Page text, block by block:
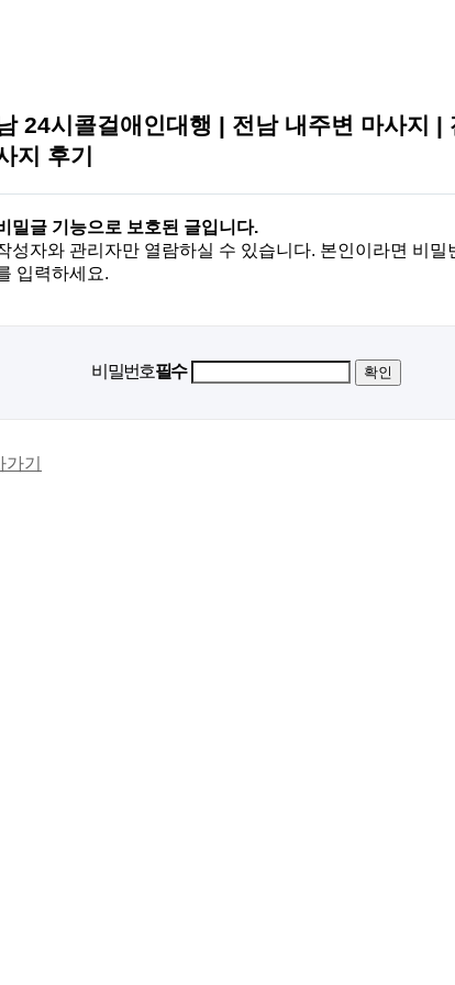
24시콜걸애인대행 | 전남 내주변 마사지 |
지 후기
밀글 기능으로 보호된 글입니다.
성자와 관리자만 열람하실 수 있습니다. 본인이라면 비밀
입력하세요.
비밀번호필수
기